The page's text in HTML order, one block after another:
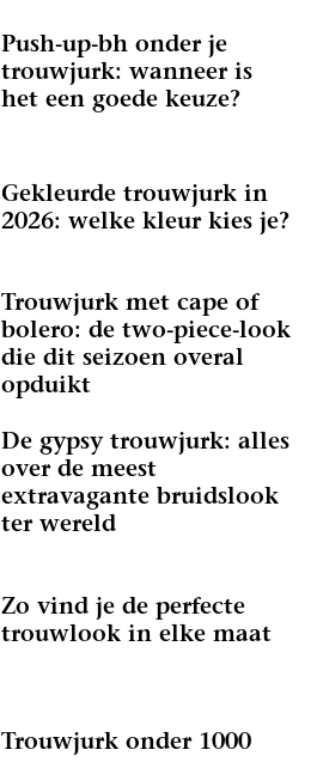
Push-up-bh onder je
trouwjurk: wanneer is
het een goede keuze?
Gekleurde trouwjurk in
2026: welke kleur kies je?
Trouwjurk met cape of
bolero: de two-piece-look
die dit seizoen overal
opduikt
De gypsy trouwjurk: alles
over de meest
extravagante bruidslook
ter wereld
Zo vind je de perfecte
trouwlook in elke maat
Trouwjurk onder 1000